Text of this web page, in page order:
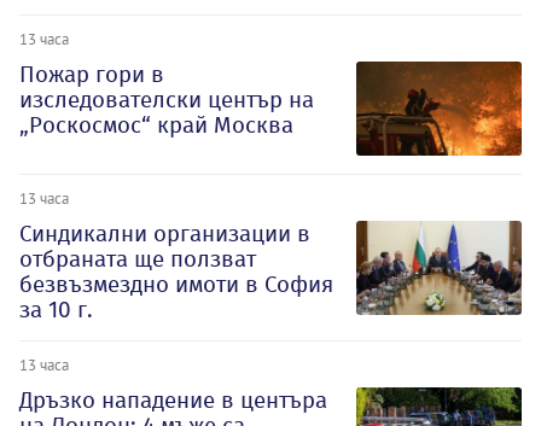
13 часа
Пожар гори в
изследователски център на
„Роскосмос“ край Москва
13 часа
Синдикални организации в
отбраната ще ползват
безвъзмездно имоти в София
за 10 г.
13 часа
Дръзко нападение в центъра